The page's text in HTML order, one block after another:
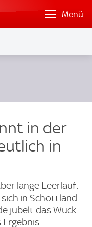
Menü
in der
in
lange Leerlauf:
in Schottland
jubelt das Wück-